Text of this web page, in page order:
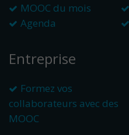
MOOC du mois
Agenda
Entreprise
Formez vos
collaborateurs avec des
MOOC